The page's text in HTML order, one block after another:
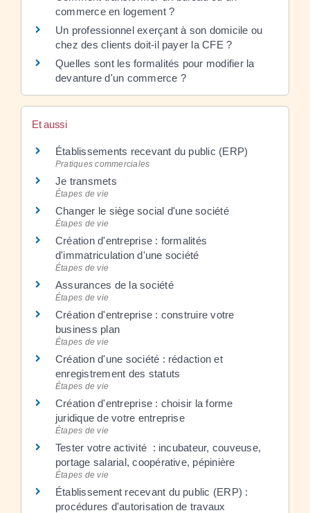
commerce en logement ?
Un professionnel exerçant à son domicile ou
chez des clients doit-il payer la CFE ?
Quelles sont les formalités pour modifier la
devanture d'un commerce ?
Et aussi
Établissements recevant du public (ERP)
Pratiques commerciales
Je transmets
Étapes de vie
Changer le siège social d'une société
Étapes de vie
Création d'entreprise : formalités
d'immatriculation d'une société
Étapes de vie
Assurances de la société
Étapes de vie
Création d'entreprise : construire votre
business plan
Étapes de vie
Création d'une société : rédaction et
enregistrement des statuts
Étapes de vie
Création d'entreprise : choisir la forme
juridique de votre entreprise
Étapes de vie
Tester votre activité : incubateur, couveuse,
portage salarial, coopérative, pépinière
Étapes de vie
Établissement recevant du public (ERP) :
procédures d'autorisation de travaux